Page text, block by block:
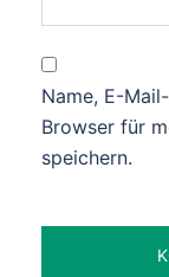
Name, E-
Browser für
speichern.